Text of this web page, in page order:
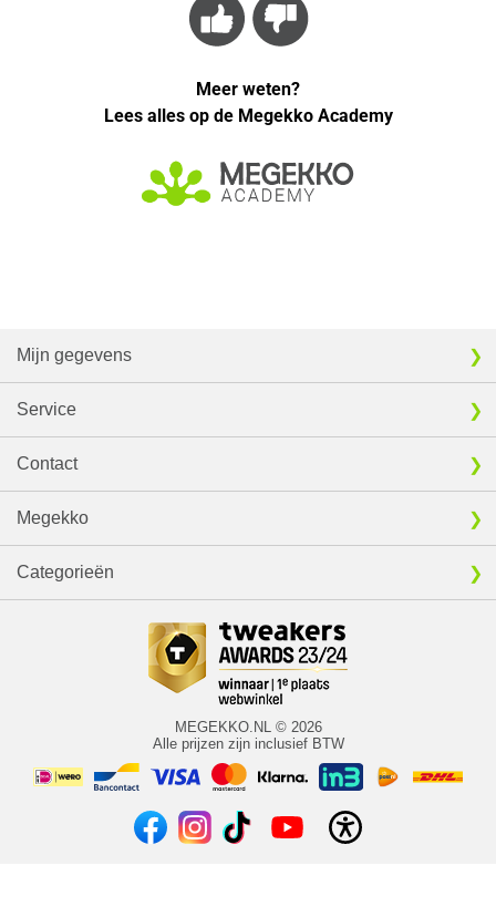
Meer weten?
Lees alles op de Megekko Academy
Mijn gegevens
Service
Contact
Megekko
Categorieën
MEGEKKO.NL © 2026
Alle prijzen zijn inclusief BTW